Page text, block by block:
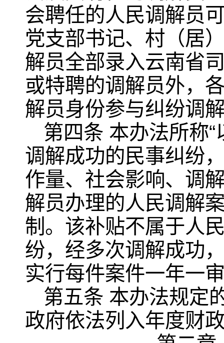
会聘任的人民调解员
党支部书记、村（居
解员全部录入云南省
或特聘的调解员外，
解员身份参与纠纷调
第四条 本办法所称
调解成功的民事纠纷
作量、社会影响、调
解员办理的人民调解
制。该补贴不属于人
纷，经多次调解成功
实行每件案件一年一
第五条 本办法规定
政府依法列入年度财